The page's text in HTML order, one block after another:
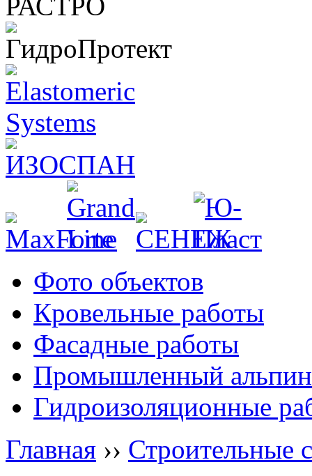
Фото объектов
Кровельные работы
Фасадные работы
Промышленный
Гидроизоляционные
Главная ›› Строительные